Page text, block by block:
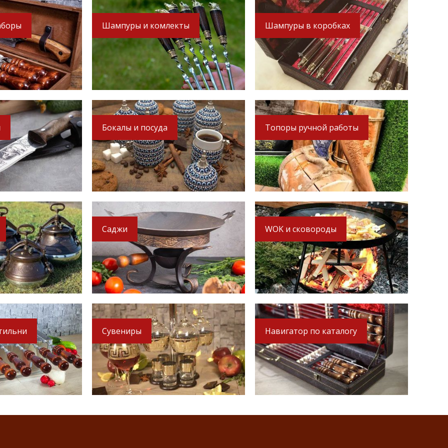
ХИТ
-19%
ХИТ
-12%
Шампурница с ножом -
Империя
10 800руб.
12 260 руб.
-18%
Деревянный пенал для
шампуров(эбен)
2 290руб.
Шампуры и комлекты Шампуры в коробках
Бокалы и посуда Топоры ручной работы
Саджи WOK и сковороды
Сувениры Навигатор по каталогу